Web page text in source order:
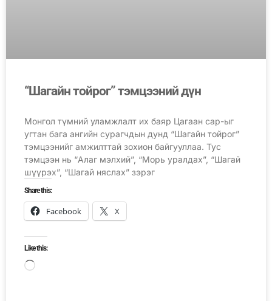
“Шагайн тойрог” тэмцээний дүн
Монгол түмний уламжлалт их баяр Цагаан сар-ыг
угтан бага ангийн сурагчдын дунд “Шагайн тойрог”
тэмцээнийг амжилттай зохион байгууллаа. Тус
тэмцээн нь “Алаг мэлхий”, “Морь уралдах”, “Шагай
шүүрэх”, “Шагай няслах” зэрэг
Share this:
Facebook X
Like this: